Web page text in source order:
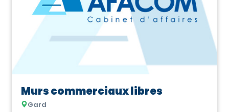
Murs commerciaux libres
Gard